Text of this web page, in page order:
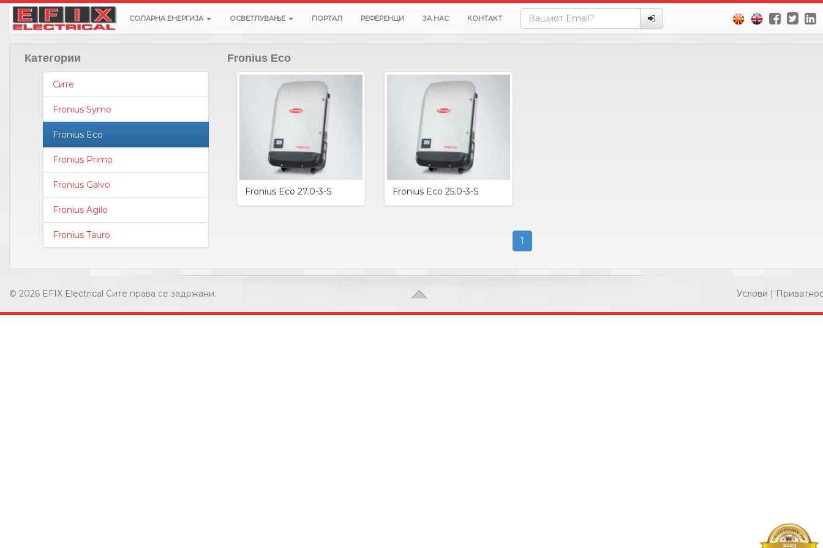
СОЛАРНА ЕНЕРГИЈА ОСВЕТЛУВАЊЕ ПОРТАЛ РЕФЕРЕНЦИ ЗА НАС КОНТАКТ
Категории
Сите
Fronius Symo
Fronius Eco
Fronius Primo
Fronius Galvo
Fronius Agilo
Fronius Tauro
Fronius Eco
Fronius Eco 27.0-3-S Fronius Eco 25.0-3-S
1
© 2026 EFIX Electrical Сите права се задржани. Услови |